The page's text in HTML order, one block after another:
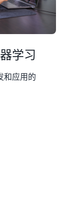
学习
和应用的